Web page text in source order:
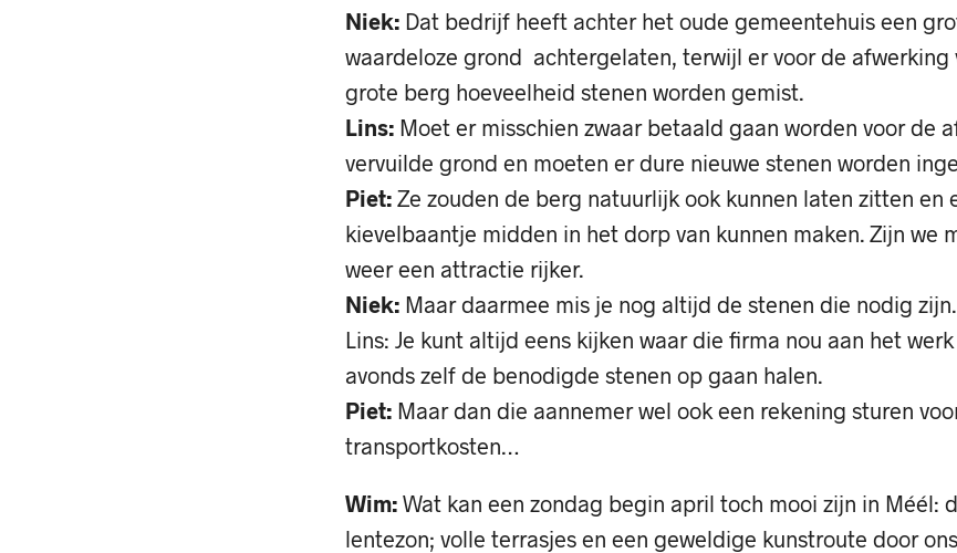
Niek: Dat bedrijf heeft achter het oude gemeentehuis een
waardeloze grond achtergelaten, terwijl er voor de afwerking
grote berg hoeveelheid stenen worden gemist.
Lins: Moet er misschien zwaar betaald gaan worden voor de
vervuilde grond en moeten er dure nieuwe stenen worden
Piet: Ze zouden de berg natuurlijk ook kunnen laten zitten en
kievelbaantje midden in het dorp van kunnen maken. Zijn we
weer een attractie rijker.
Niek: Maar daarmee mis je nog altijd de stenen die nodig zijn.
Lins: Je kunt altijd eens kijken waar die firma nou aan het werk
avonds zelf de benodigde stenen op gaan halen.
Piet: Maar dan die aannemer wel ook een rekening sturen
transportkosten…
Wim: Wat kan een zondag begin april toch mooi zijn in Méél:
lentezon; volle terrasjes en een geweldige kunstroute door